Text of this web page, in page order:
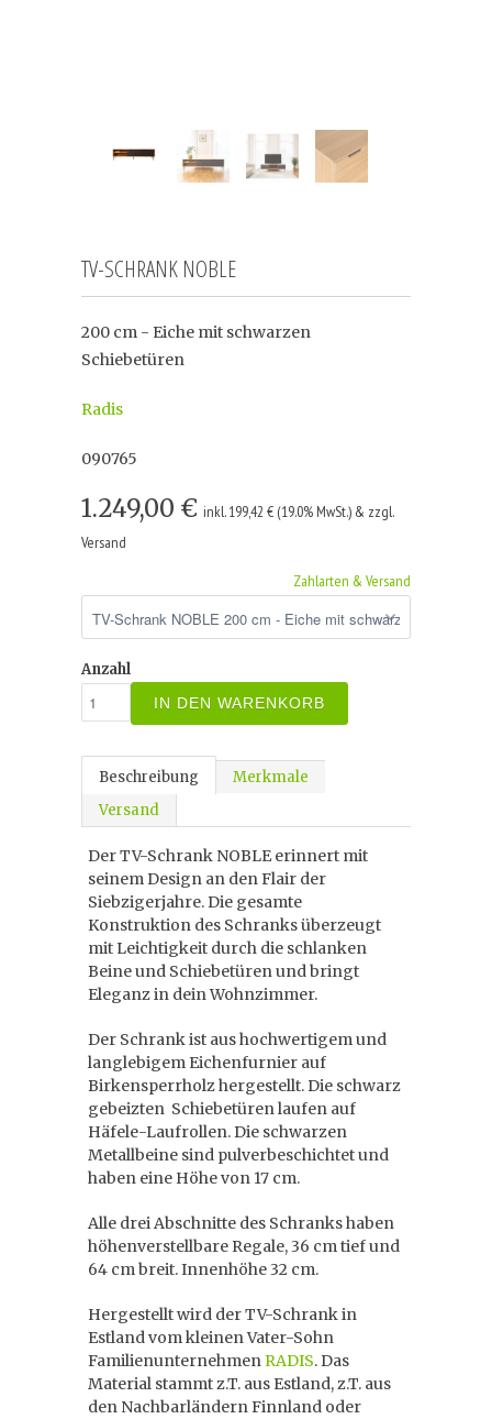
TV-SCHRANK NOBLE
200 cm - Eiche mit schwarzen
Schiebetüren
Radis
090765
1.249,00 € inkl. 199,42 € (19.0% MwSt.) & zzgl.
Versand
Zahlarten & Versand
Anzahl
IN DEN WARENKORB
Beschreibung
Merkmale
Versand
Der TV-Schrank NOBLE erinnert mit
seinem Design an den Flair der
Siebzigerjahre. Die gesamte
Konstruktion des Schranks überzeugt
mit Leichtigkeit durch die schlanken
Beine und Schiebetüren und bringt
Eleganz in dein Wohnzimmer.
Der Schrank ist aus hochwertigem und
langlebigem Eichenfurnier auf
Birkensperrholz hergestellt. Die schwarz
gebeizten Schiebetüren laufen auf
Häfele-Laufrollen. Die schwarzen
Metallbeine sind pulverbeschichtet und
haben eine Höhe von 17 cm.
Alle drei Abschnitte des Schranks haben
höhenverstellbare Regale, 36 cm tief und
64 cm breit. Innenhöhe 32 cm.
Hergestellt wird der TV-Schrank in
Estland vom kleinen Vater-Sohn
FamilienunternehmenRADIS. Das
Material stammt z.T. aus Estland, z.T. aus
den Nachbarländern Finnland oder